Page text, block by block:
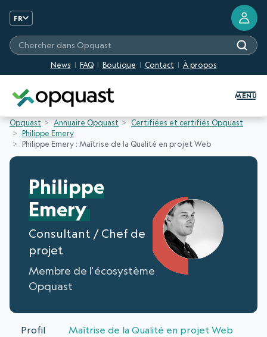
FR
News FAQ Boutique Contact À propos
Chercher dans Opquast
MENU
Opquast Annuaire Opquast
Certifiées et certifiés Opquast
Philippe Emery
Philippe Emery : Maîtrise de la Qualité en projet Web
Philippe
Emery
Consultant / Chef de
projet
Membre de l'écosystème
Opquast
Profil Maîtrise de la Qualité en projet Web